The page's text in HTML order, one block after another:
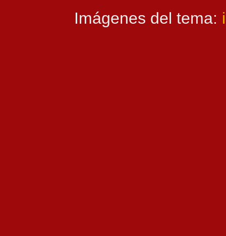
Imágenes del tema: